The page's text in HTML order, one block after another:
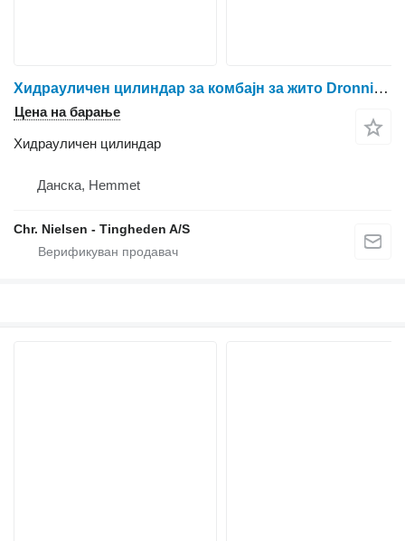
Хидрауличен цилиндар за комбајн за жито Dronningborg D1200
Цена на барање
Хидрауличен цилиндар
Данска, Hemmet
Chr. Nielsen - Tingheden A/S